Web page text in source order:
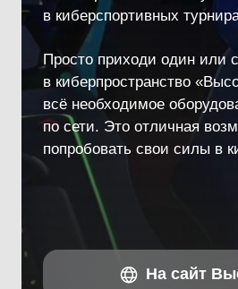
Волейбольный
клуб “АСК”
Остались
?